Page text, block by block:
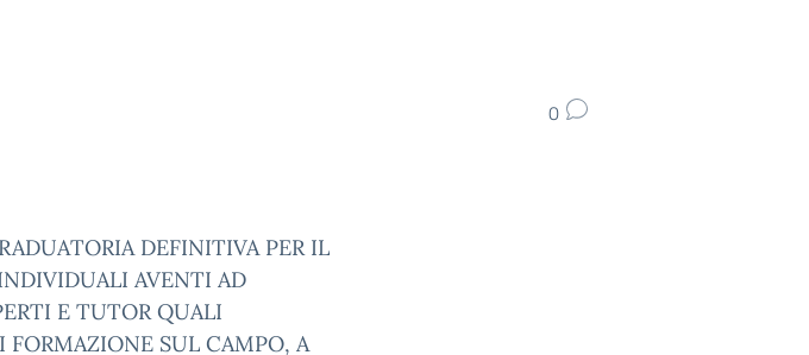
0
DEFINITIVA PER IL
AVENTI AD
E TUTOR QUALI
FORMAZIONE SUL CAMPO, A